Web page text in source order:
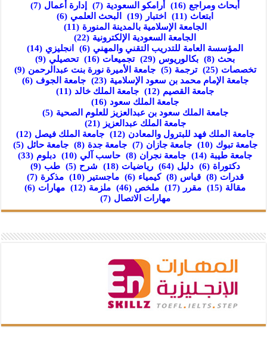
أبحاث ومراجع (16) أرامكو السعودية (7) إدارة أعمال (7)
ابتعاث (11) اختبار (19) البحث العلمي (6)
الجامعة الإسلامية بالمدينة المنورة (11)
الجامعة السعودية الإلكترونية (22)
المؤسسة العامة للتدريب التقني والمهني (6) انجليزي (14)
بحث (8) بكالوريوس (29) تجميعات (16) تحصيلي (9)
تخصصات (25) ترجمة (5) جامعة الأميرة نورة بنت عبدالرحمن (9)
جامعة الإمام محمد بن سعود الإسلامية (23) جامعة الجوف (6)
جامعة القصيم (12) جامعة الملك خالد (11)
جامعة الملك سعود (16)
جامعة الملك سعود بن عبدالعزيز للعلوم الصحية (5)
جامعة الملك عبدالعزيز (21)
جامعة الملك فهد للبترول والمعادن (12) جامعة الملك فيصل (12)
جامعة تبوك (10) جامعة جازان (7) جامعة جدة (8) جامعة حائل (5)
جامعة طيبة (14) جامعة نجران (8) حاسب آلي (10) دبلوم (33)
دكتوراة (6) دليل (64) رياضيات (18) شرح (5) طب (9)
قدرات (8) قياس (8) كيمياء (6) ماجستير (10) مذكرة (7)
مقالة (15) مقرر (17) ملخص (46) ملزمة (12) مهارات (6)
مهارات الاتصال (7)